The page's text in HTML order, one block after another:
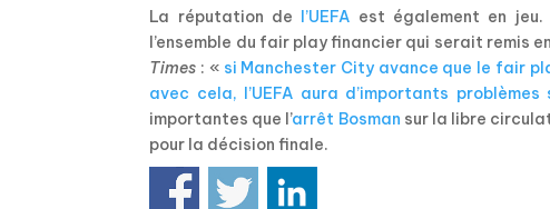
La réputation de l’UEFA est également en
l’ensemble du fair play financier qui serait remis
Times : «si Manchester City avance que le fair
avec cela, l’UEFA aura d’importants
importantes que l’arrêt Bosman sur la libre
pour la décision finale.